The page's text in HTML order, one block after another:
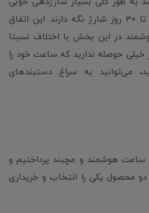
دارند و می‌توانند بین ۷ روز تا ۳۰ روز شارژ نگه دارند. این اتفاق
در این بخش با اختلاف نسبتا
خیلی حوصله ندارید که ساعت خود را
می‌توانید به سراغ دستبندهای
هوشمند و مچبند پرداختیم و
دو محصول یکی را انتخاب و خریداری